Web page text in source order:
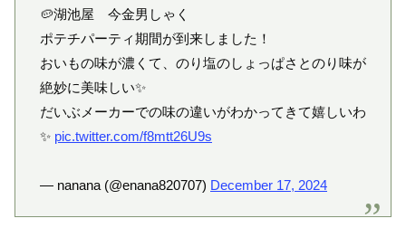
🥔湖池屋 今金男しゃく
ポテチパーティ期間が到来しました！
おいもの味が濃くて、のり塩のしょっぱさとのり味が
絶妙に美味しい✨
だいぶメーカーでの味の違いがわかってきて嬉しいわ
✨ pic.twitter.com/f8mtt26U9s
— nanana (@enana820707) December 17, 2024